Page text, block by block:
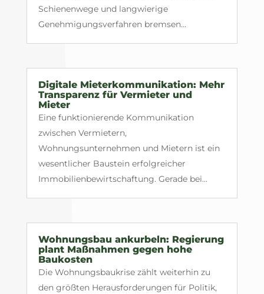
Schienenwege und langwierige
Genehmigungsverfahren bremsen...
Digitale Mieterkommunikation: Mehr
Transparenz für Vermieter und
Mieter
Eine funktionierende Kommunikation
zwischen Vermietern,
Wohnungsunternehmen und Mietern ist ein
wesentlicher Baustein erfolgreicher
Immobilienbewirtschaftung. Gerade bei...
Wohnungsbau ankurbeln: Regierung
plant Maßnahmen gegen hohe
Baukosten
Die Wohnungsbaukrise zählt weiterhin zu
den größten Herausforderungen für Politik,